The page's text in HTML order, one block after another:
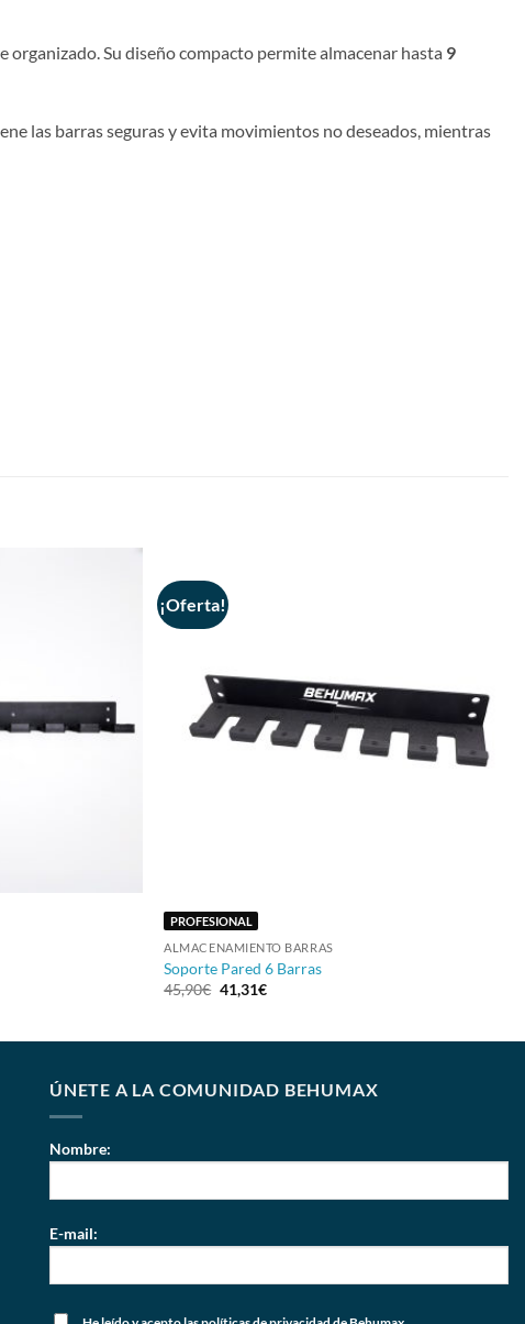
Su diseño compacto permite almacenar hasta 9
las barras seguras y evita movimientos no deseados, mientras
¡Oferta!
PROFESIONAL
ALMACENAMIENTO BARRAS
Soporte Pared 6 Barras
45,90€ 41,31€
ÚNETE A LA COMUNIDAD BEHUMAX
Nombre:
E-mail: